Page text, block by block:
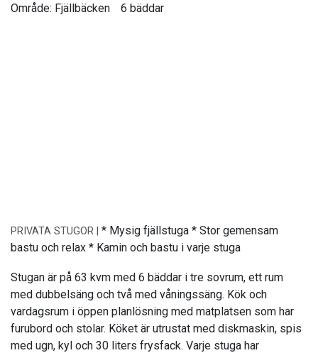
Område: Fjällbäcken 6 bäddar
PRIVATA STUGOR |
* Mysig fjällstuga * Stor gemensam
bastu och relax * Kamin och bastu i varje stuga
Stugan är på 63 kvm med 6 bäddar i tre sovrum, ett rum
med dubbelsäng och två med våningssäng. Kök och
vardagsrum i öppen planlösning med matplatsen som har
furubord och stolar. Köket är utrustat med diskmaskin, spis
med ugn, kyl och 30 liters frysfack. Varje stuga har